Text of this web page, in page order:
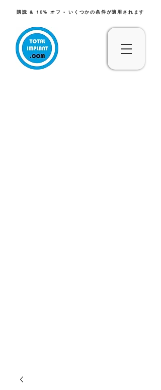
購読 & 10% オフ - いくつかの条件が適用されます